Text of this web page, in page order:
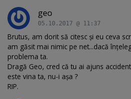
geo
05.10.2017 @ 11:37
Brutus, am dorit să citesc și eu ceva
am găsit mai nimic pe net...dacă
problema ta.
Dragă Geo, cred că tu ai ajuns
este vina ta, nu-i așa ?
RIP.